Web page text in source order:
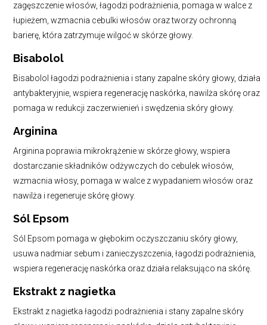
zagęszczenie włosów, łagodzi podrażnienia, pomaga w walce z
łupieżem, wzmacnia cebulki włosów oraz tworzy ochronną
barierę, która zatrzymuje wilgoć w skórze głowy.
Bisabolol
Bisabolol łagodzi podrażnienia i stany zapalne skóry głowy, działa
antybakteryjnie, wspiera regenerację naskórka, nawilża skórę oraz
pomaga w redukcji zaczerwienień i swędzenia skóry głowy.
Arginina
Arginina poprawia mikrokrążenie w skórze głowy, wspiera
dostarczanie składników odżywczych do cebulek włosów,
wzmacnia włosy, pomaga w walce z wypadaniem włosów oraz
nawilża i regeneruje skórę głowy.
Sól Epsom
Sól Epsom pomaga w głębokim oczyszczaniu skóry głowy,
usuwa nadmiar sebum i zanieczyszczenia, łagodzi podrażnienia,
wspiera regenerację naskórka oraz działa relaksująco na skórę.
Ekstrakt z nagietka
Ekstrakt z nagietka łagodzi podrażnienia i stany zapalne skóry